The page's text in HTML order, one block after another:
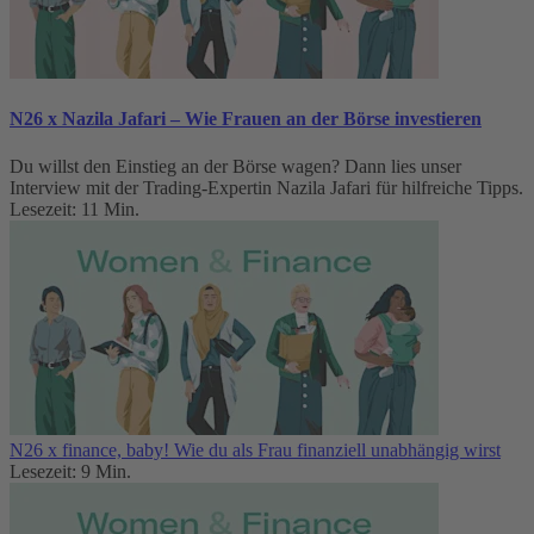
N26 x Nazila Jafari – Wie Frauen an der Börse investieren
Du willst den Einstieg an der Börse wagen? Dann lies unser
Interview mit der Trading-Expertin Nazila Jafari für hilfreiche Tipps.
Lesezeit: 11 Min.
N26 x finance, baby! Wie du als Frau finanziell unabhängig wirst
Lesezeit: 9 Min.